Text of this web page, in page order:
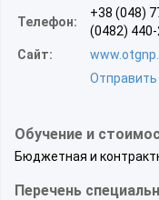
Телефон:
+38 (048)
(0482)
Сайт:
Обучение и
Бюджетная и
Перечень